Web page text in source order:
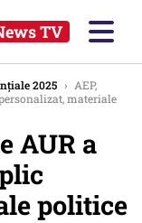
TV
2025 › AEP,
materiale
AUR a
politice